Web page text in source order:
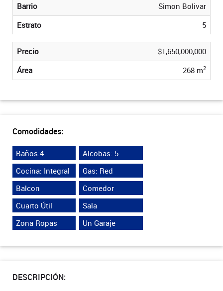
Barrio
Simon Bolivar
Estrato
5
Precio
$1,650,000,000
Área
268 m2
Comodidades:
Baños:4
Alcobas: 5
Cocina: Integral
Gas: Red
Balcon
Comedor
Cuarto Útil
Sala
Zona Ropas
Un Garaje
DESCRIPCIÓN: